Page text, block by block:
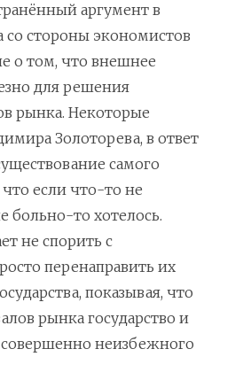
аргумент в
со стороны экономистов
о том, что внешнее
для решения
рынка. Некоторые
Золоторева, в ответ
самого
что если что-то не
больно-то хотелось.
не спорить с
перенаправить их
показывая, что
рынка государство и
неизбежного